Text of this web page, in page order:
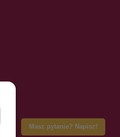
Masz pytanie? Napisz!